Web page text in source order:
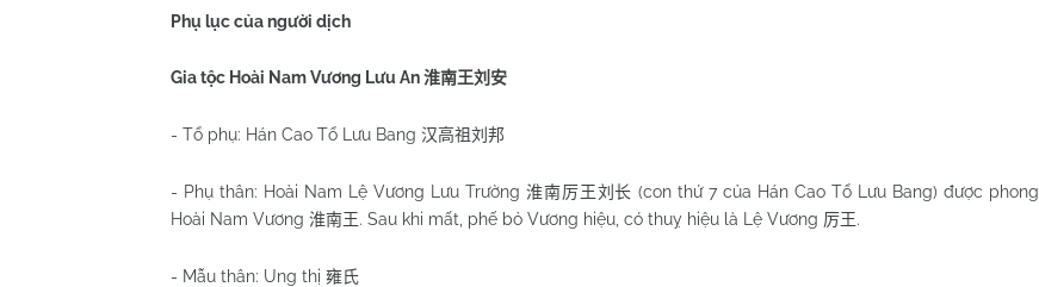
Phụ lục của người dịch
Gia tộc Hoài NamVương Lưu An 淮南王刘安
- Tổ phụ: Hán Cao Tổ Lưu Bang 汉高祖刘邦
- Phụ thân: Hoài Nam Lệ Vương Lưu Trường 淮南厉王刘长 (con thứ 7 của Hán Cao Tổ Lưu Bang) được phong
Hoài Nam Vương 淮南王 . Sau khi mất, phế bỏ Vương hiệu, có thuỵ hiệu là Lệ Vương 厉王 .
- Mẫu thân: Ung thị 雍氏